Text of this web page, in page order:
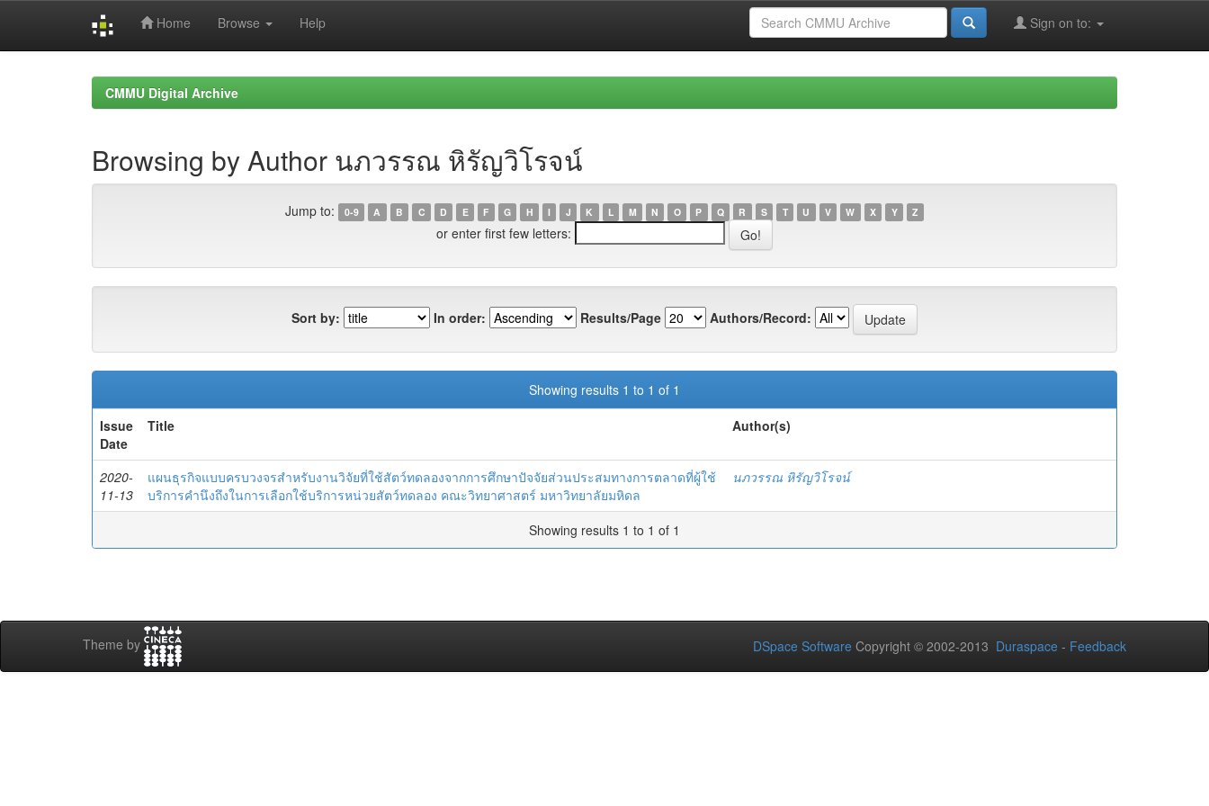
Home Browse Help Sign on to:
CMMU Digital Archive
Browsing by Author นภวรรณ หิรัญวิโรจน์
Jump to: 0-9 A B C D E F G H I J K L M N O P Q R S T U V W X Y Z
or enter first few letters:
Sort by: In order: Results/Page Authors/Record:
Showing results 1 to 1 of 1
Issue
Date
Title Author(s)
2020-
11-13
แผนธุรกิจแบบครบวงจรสำหรับงานวิจัยที่ใช้สัตว์ทดลองจากการศึกษาปัจจัยส่วนประสมทางการตลาดที่ผู้ใช้
บริการคำนึงถึงในการเลือกใช้บริการหน่วยสัตว์ทดลอง คณะวิทยาศาสตร์ มหาวิทยาลัยมหิดล
นภวรรณ หิรัญวิโรจน์
Showing results 1 to 1 of 1
Theme by DSpace Software Copyright © 2002-2013 Duraspace - Feedback